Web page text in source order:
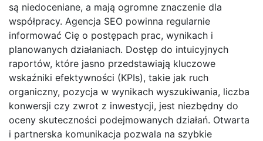
są niedoceniane, a mają ogromne znaczenie dla
współpracy. Agencja SEO powinna regularnie
informować Cię o postępach prac, wynikach i
planowanych działaniach. Dostęp do intuicyjnych
raportów, które jasno przedstawiają kluczowe
wskaźniki efektywności (KPIs), takie jak ruch
organiczny, pozycja w wynikach wyszukiwania, liczba
konwersji czy zwrot z inwestycji, jest niezbędny do
oceny skuteczności podejmowanych działań. Otwarta
i partnerska komunikacja pozwala na szybkie